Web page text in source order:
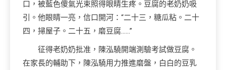
口，被藍色傻氣光束照得眼睛生疼。豆腐的老奶奶吸
引。他眼睛一亮，信口開河：“二十三，糖瓜粘。二十
四，掃屋子。二十五，磨豆腐……”
征得老奶奶批准，陳泓驍開端測驗考試做豆腐。
在家長的輔助下，陳泓驍用力推進磨盤，白白的豆乳